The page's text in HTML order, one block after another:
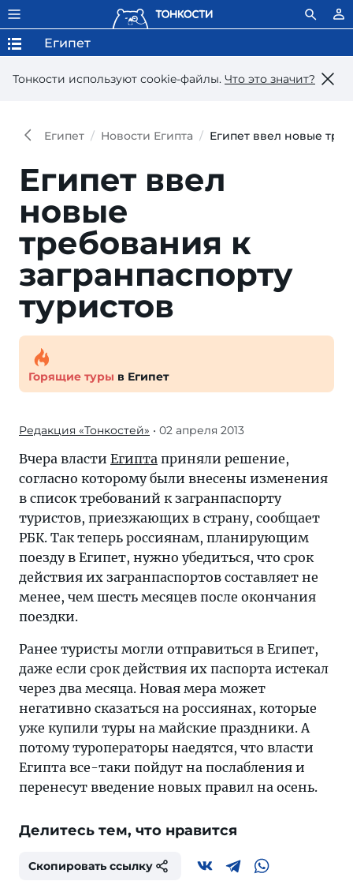
Тонкости используют сookie-файлы. Что это значит?
Египет
Египет Новости Египта Египет ввел новые
Египет ввел
новые
требования к
загранпаспорту
туристов
Горящие туры в Египет
Редакция «Тонкостей» • 02 апреля 2013
Вчера власти Египта приняли решение,
согласно которому были внесены изменения
в список требований к загранпаспорту
туристов, приезжающих в страну, сообщает
РБК. Так теперь россиянам, планирующим
поезду в Египет, нужно убедиться, что срок
действия их загранпаспортов составляет не
менее, чем шесть месяцев после окончания
поездки.
Ранее туристы могли отправиться в Египет,
даже если срок действия их паспорта истекал
через два месяца. Новая мера может
негативно сказаться на россиянах, которые
уже купили туры на майские праздники. А
потому туроператоры наедятся, что власти
Египта все-таки пойдут на послабления и
перенесут введение новых правил на осень.
Делитесь тем, что нравится
Скопировать ссылку